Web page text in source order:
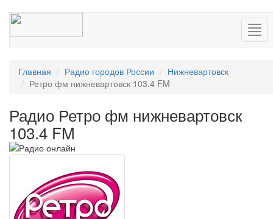
Главная Радио городов России
Нижневартовск
Ретро фм нижневартовск 103.4 FM
Радио Ретро фм нижневартовск
103.4 FM